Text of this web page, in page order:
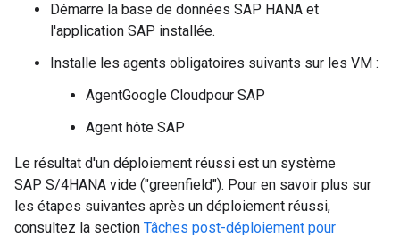
Démarre la base de données SAP HANA et
l'application SAP installée.
Installe les agents obligatoires suivants sur les VM :
AgentGoogle Cloudpour SAP
Agent hôte SAP
Le résultat d'un déploiement réussi est un système
SAP S/4HANA vide ("greenfield"). Pour en savoir plus sur
les étapes suivantes après un déploiement réussi,
consultez la section Tâches post-déploiement pour